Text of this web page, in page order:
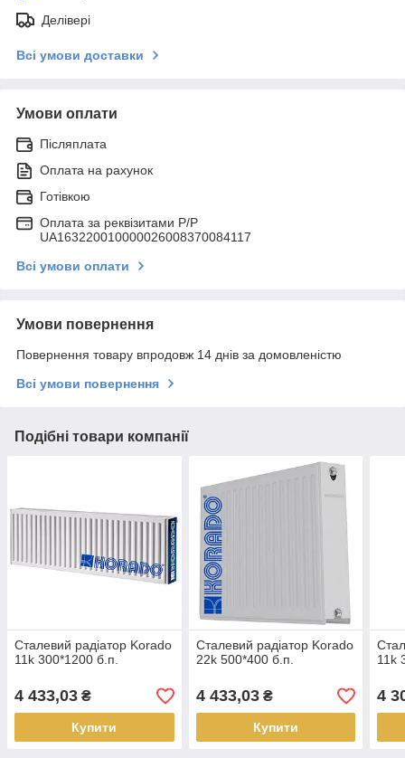
Делівері
Всі умови доставки
Умови оплати
Післяплата
Оплата на рахунок
Готівкою
Оплата за реквізитами P/Р
UA163220010000026008370084117
Всі умови оплати
Умови повернення
Повернення товару впродовж 14 днів за домовленістю
Всі умови повернення
Подібні товари компанії
Сталевий радіатор Korado
11k 300*1200 б.п.
4 433,03 ₴
Купити
Сталевий радіатор Korado
22k 500*400 б.п.
4 433,03₴
Купити
11k
4